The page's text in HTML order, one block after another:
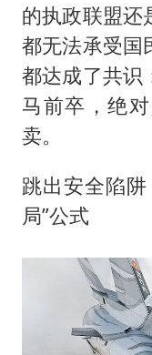
的执政联盟还
都无法承受国
都达成了共识
马前卒，绝
卖。
跳出安全陷
局”公式